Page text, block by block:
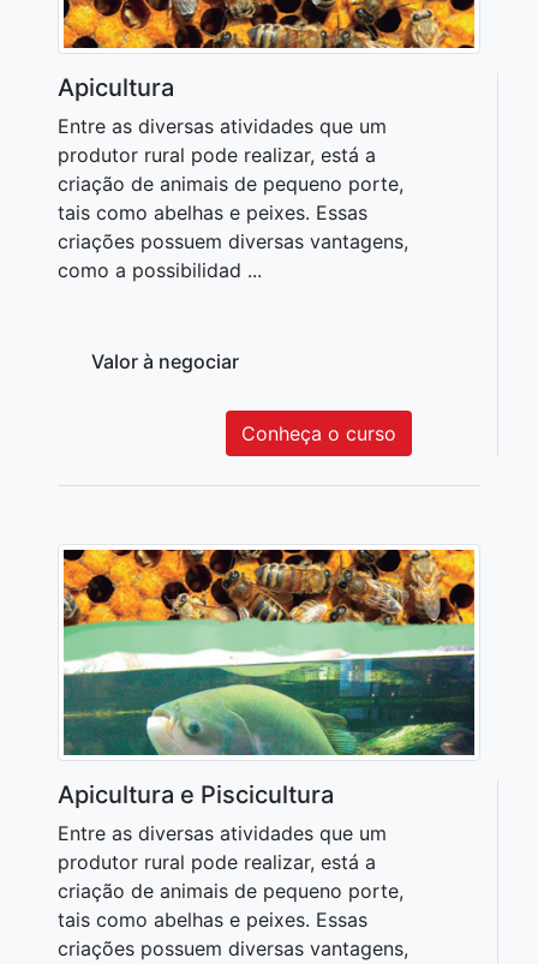
Apicultura
Entre as diversas atividades que um
produtor rural pode realizar, está a
criação de animais de pequeno porte,
tais como abelhas e peixes. Essas
criações possuem diversas vantagens,
como a possibilidad ...
Valor à negociar
Conheça o curso
Apicultura e Piscicultura
Entre as diversas atividades que um
produtor rural pode realizar, está a
criação de animais de pequeno porte,
tais como abelhas e peixes. Essas
criações possuem diversas vantagens,